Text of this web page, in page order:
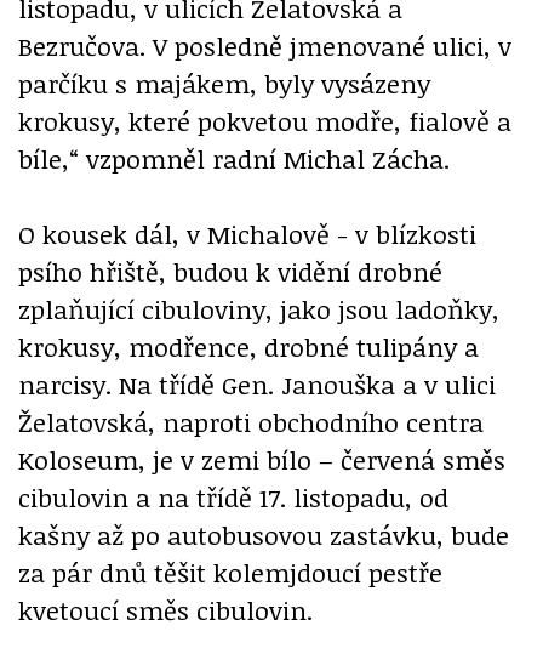
listopadu, v ulicích Želatovská a
Bezručova. V posledně jmenované ulici, v
parčíku s majákem, byly vysázeny
krokusy, které pokvetou modře, fialově a
bíle,“ vzpomněl radní Michal Zácha.
O kousek dál, v Michalově - v blízkosti
psího hřiště, budou k vidění drobné
zplaňující cibuloviny, jako jsou ladoňky,
krokusy, modřence, drobné tulipány a
narcisy. Na třídě Gen. Janouška a v ulici
Želatovská, naproti obchodního centra
Koloseum, je v zemi bílo – červená směs
cibulovin a na třídě 17. listopadu, od
kašny až po autobusovou zastávku, bude
za pár dnů těšit kolemjdoucí pestře
kvetoucí směs cibulovin.